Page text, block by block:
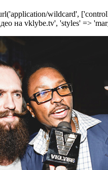
wildcard',
на vklybe.tv', 'styles' =>